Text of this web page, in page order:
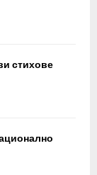
стихове